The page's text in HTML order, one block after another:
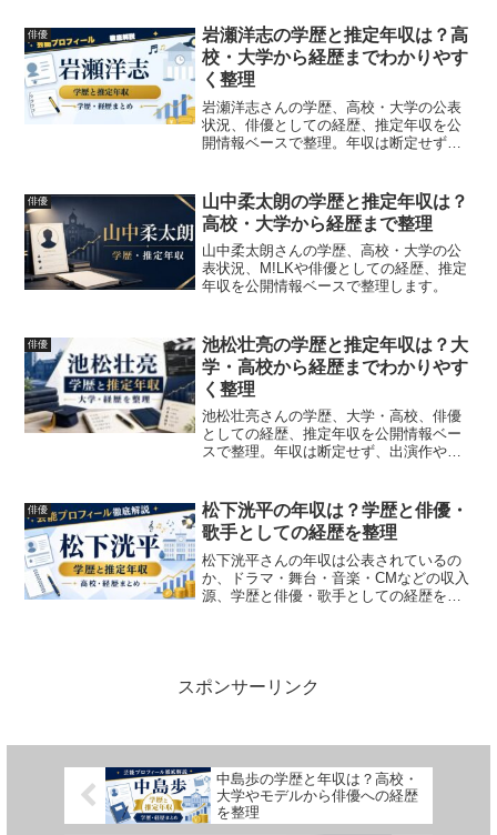
俳優
岩瀬洋志の学歴と推定年収は？高
校・大学から経歴までわかりやす
く整理
岩瀬洋志さんの学歴、高校・大学の公表
状況、俳優としての経歴、推定年収を公
開情報ベースで整理。年収は断定せず、
俳優
山中柔太朗の学歴と推定年収は？
高校・大学から経歴まで整理
山中柔太朗さんの学歴、高校・大学の公
表状況、M!LKや俳優としての経歴、推定
年収を公開情報ベースで整理します。
俳優
池松壮亮の学歴と推定年収は？大
学・高校から経歴までわかりやす
く整理
池松壮亮さんの学歴、大学・高校、俳優
としての経歴、推定年収を公開情報ベー
スで整理。年収は断定せず、出演作や大
俳優
松下洸平の年収は？学歴と俳優・
歌手としての経歴を整理
松下洸平さんの年収は公表されているの
か、ドラマ・舞台・音楽・CMなどの収入
源、学歴と俳優・歌手としての経歴を整
スポンサーリンク
中島歩の学歴と年収は？高校・
大学やモデルから俳優への経歴
を整理